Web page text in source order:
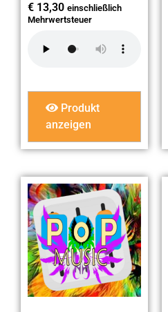
€ 13,30 einschließlich
Mehrwertsteuer
Produkt
anzeigen